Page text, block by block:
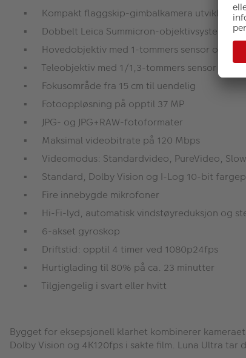
Kompakt flaggskip-gimbalkamera utviklet i
Dobbelt Leica Summicron-objektivsystem
Hovedobjektiv med 1-tommers sensor og f/
Teleobjektiv med 1/1,3-tommers sensor og
Fokusområde fra 15 cm til uendelig
Fotooppløsning på opptil 37 MP
JPG- og JPG+RAW-fotoformater
Maksimal videobitrate på 120 Mbps
Videomodus: Standardvideo, PureVideo,
Standard, Dolby Vision og I-Log 10-bit
Fire innebygde mikrofoner
Hi-Fi-lyd, automatisk vindstøyreduksjon og
6-akset gyroskop
Driftstid: opptil 4 timer ved 1080p24fps
Hurtiglading til 80% på ca. 23 minutter
Tilgjengelig i svart eller hvitt
Bygget for eksepsjonell klarhet kombinerer
Dolby Vision og 4K120fps i sakte film. Luna Ultra